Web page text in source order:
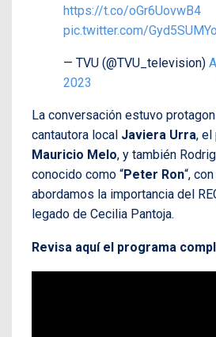
https://t.co/oGr6UovwB4
pic.twitter.com/
— TVU (@TVU_television)
2023
La conversación estuvo
cantautora local Javiera Urra, el
Mauricio Melo, y también
conocido como “Peter Ron“,
abordamos la importancia del
legado de Cecilia Pantoja.
Revisa aquí el programa